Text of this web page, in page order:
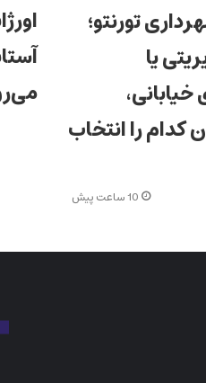
تورنتو؛
یا
کدام را انتخاب
10 ساعت پیش